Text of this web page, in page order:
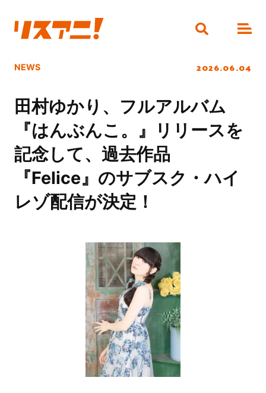
NEWS 2026.06.04
田村ゆかり、フルアルバム
『はんぶんこ。』リリースを
記念して、過去作品
『Felice』のサブスク・ハイ
レゾ配信が決定！